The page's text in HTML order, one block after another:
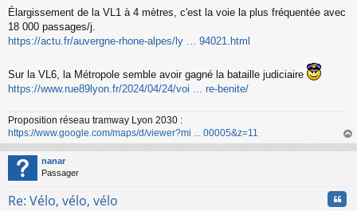
s
a
g
e
n
l
Élargissement de la VL1 à 4 mètres, c'est la voie la plus fréquentée avec
18 000 passages/j.
https://actu.fr/auvergne-rhone-alpes/ly ... 94021.html
Sur la VL6, la Métropole semble avoir gagné la bataille judiciaire
https://www.rue89lyon.fr/2024/04/24/voi ... re-benite/
Proposition réseau tramway Lyon 2030 :
https://www.google.com/maps/d/viewer?mi ... 00005&z=11
au
nanar
Passager
Re: Vélo, vélo, vélo